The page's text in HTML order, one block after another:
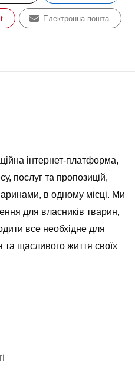
Електронна пошта
інтернет-платформа,
послуг та пропозицій,
в одному місці. Ми
для власників тварин,
все необхідне для
та щасливого життя своїх